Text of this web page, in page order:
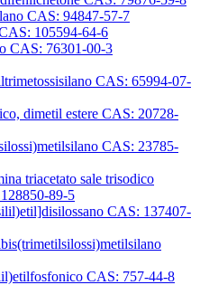
CAS: 94847-57-7
105594-64-6
CAS: 76301-00-3
CAS: 65994-07-
dimetil estere CAS: 20728-
CAS: 23785-
triacetato sale trisodico
89-5
CAS: 137407-
CAS: 757-44-8